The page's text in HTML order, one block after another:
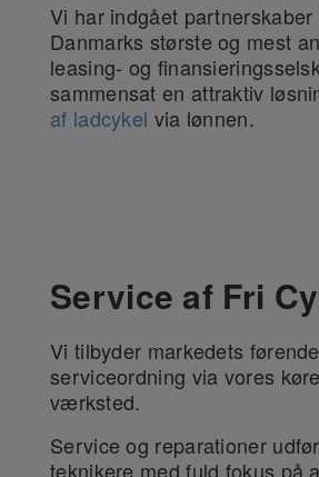
Vi har indgået
Danmarks største og mest
leasing- og
sammensat en attraktiv
af ladcykel via lønnen.
Service af Fri
Vi tilbyder markedets førende
serviceordning via vores
værksted.
Service og reparationer
teknikere med fuld fokus på